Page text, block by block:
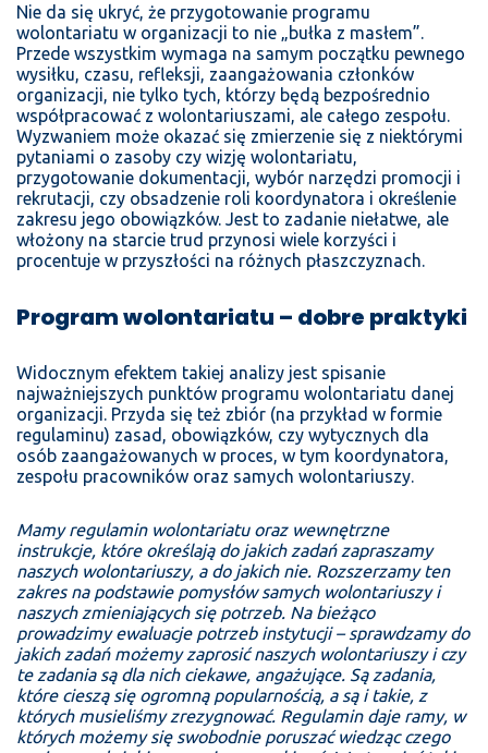
Nie da się ukryć, że przygotowanie programu
wolontariatu w organizacji to nie „bułka z masłem”.
Przede wszystkim wymaga na samym początku pewnego
wysiłku, czasu, refleksji, zaangażowania członków
organizacji, nie tylko tych, którzy będą bezpośrednio
współpracować z wolontariuszami, ale całego zespołu.
Wyzwaniem może okazać się zmierzenie się z niektórymi
pytaniami o zasoby czy wizję wolontariatu,
przygotowanie dokumentacji, wybór narzędzi promocji i
rekrutacji, czy obsadzenie roli koordynatora i określenie
zakresu jego obowiązków. Jest to zadanie niełatwe, ale
włożony na starcie trud przynosi wiele korzyści i
procentuje w przyszłości na różnych płaszczyznach.
Program wolontariatu – dobre praktyki
Widocznym efektem takiej analizy jest spisanie
najważniejszych punktów programu wolontariatu danej
organizacji. Przyda się też zbiór (na przykład w formie
regulaminu) zasad, obowiązków, czy wytycznych dla
osób zaangażowanych w proces, w tym koordynatora,
zespołu pracowników oraz samych wolontariuszy.
Mamy regulamin wolontariatu oraz wewnętrzne
instrukcje, które określają do jakich zadań zapraszamy
naszych wolontariuszy, a do jakich nie. Rozszerzamy ten
zakres na podstawie pomysłów samych wolontariuszy i
naszych zmieniających się potrzeb. Na bieżąco
prowadzimy ewaluacje potrzeb instytucji – sprawdzamy do
jakich zadań możemy zaprosić naszych wolontariuszy i czy
te zadania są dla nich ciekawe, angażujące. Są zadania,
które cieszą się ogromną popularnością, a są i takie, z
których musieliśmy zrezygnować. Regulamin daje ramy, w
których możemy się swobodnie poruszać wiedząc czego